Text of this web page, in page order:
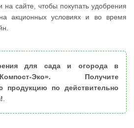
на сайте, чтобы покупать удобрения
акционных условиях и во время
для сада и огорода в
Эко». Получите
продукцию по действительно
.